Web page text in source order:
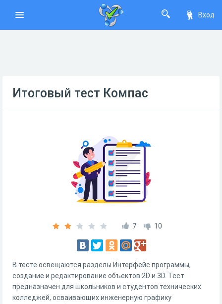
Вход
Итоговый тест Компас
7 10
В тесте освещаются разделы Интерфейс программы,
создание и редактирование объектов 2D и 3D. Тест
предназначен для школьников и студентов технических
колледжей, осваивающих инженерную графику